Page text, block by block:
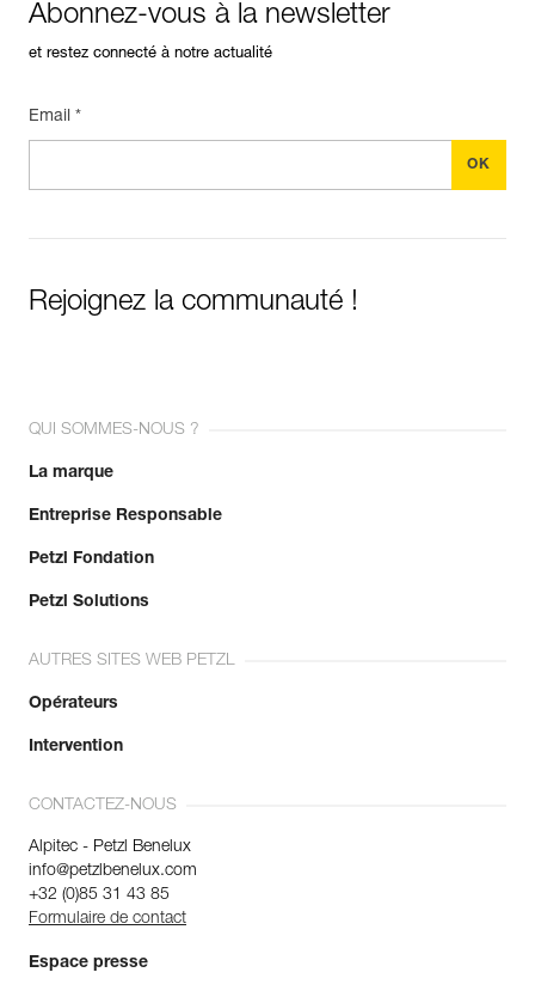
Abonnez-vous à la newsletter
et restez connecté à notre actualité
Email *
Rejoignez la communauté !
QUI SOMMES-NOUS ?
La marque
Entreprise Responsable
Petzl Fondation
Petzl Solutions
AUTRES SITES WEB PETZL
Opérateurs
Intervention
CONTACTEZ-NOUS
Alpitec - Petzl Benelux
info@petzlbenelux.com
+32 (0)85 31 43 85
Formulaire de contact
Espace presse